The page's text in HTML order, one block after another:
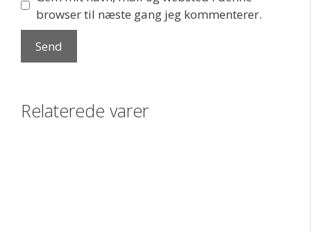
browser til næste gang jeg kommenterer.
Relaterede varer